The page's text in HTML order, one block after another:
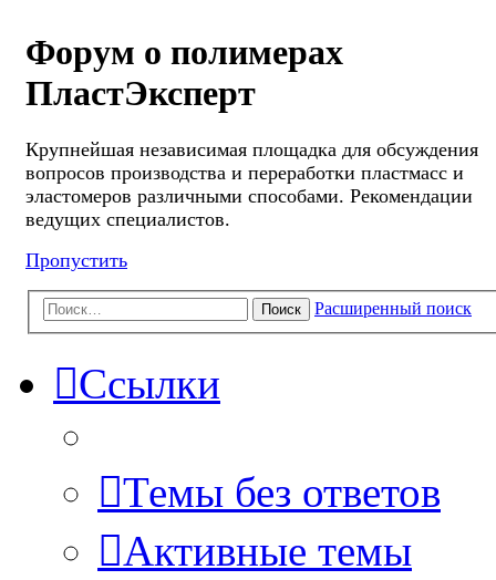
Форум о полимерах
ПластЭксперт
Крупнейшая независимая площадка для обсуждения
вопросов производства и переработки пластмасс и
эластомеров различными способами. Рекомендации
ведущих специалистов.
Пропустить
Поиск Расширенный поиск
Ссылки
Темы без ответов
Активные темы